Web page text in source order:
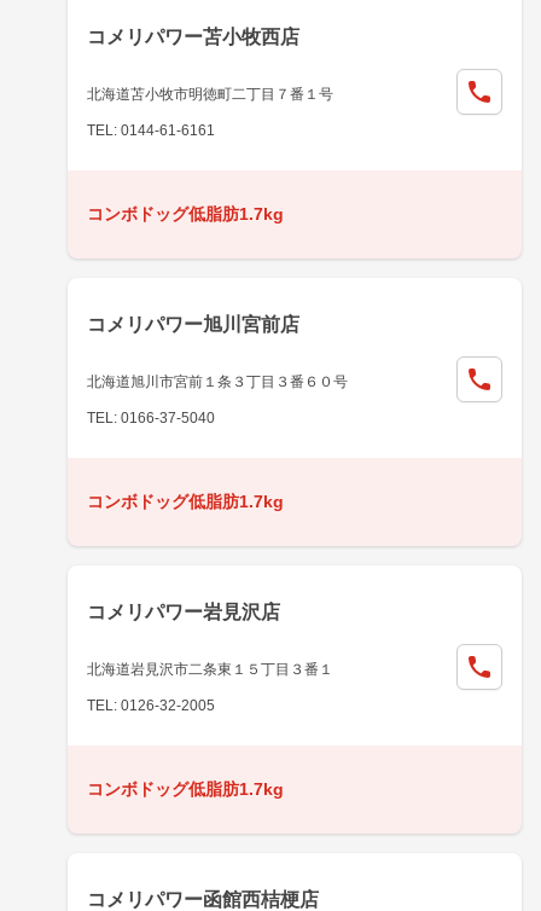
コメリパワー苫小牧西店
北海道苫小牧市明徳町二丁目７番１号
TEL: 0144-61-6161
コンボドッグ低脂肪1.7kg
コメリパワー旭川宮前店
北海道旭川市宮前１条３丁目３番６０号
TEL: 0166-37-5040
コンボドッグ低脂肪1.7kg
コメリパワー岩見沢店
北海道岩見沢市二条東１５丁目３番１
TEL: 0126-32-2005
コンボドッグ低脂肪1.7kg
コメリパワー函館西桔梗店